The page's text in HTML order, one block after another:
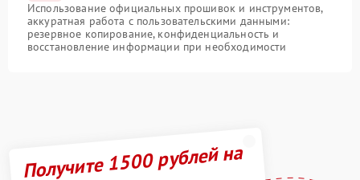
Использование официальных прошивок и инструментов,
аккуратная работа с пользовательскими данными:
резервное копирование, конфиденциальность и
восстановление информации при необходимости
Получите 1500 рублей на